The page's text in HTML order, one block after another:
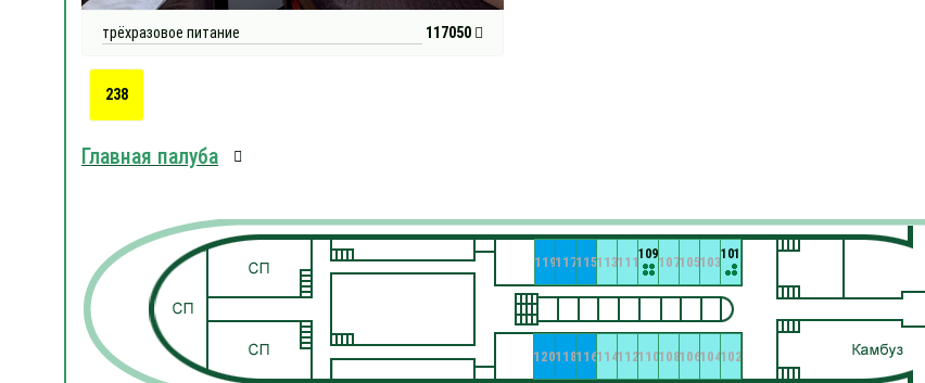
трёхразовое питание 117050
238
Главная палуба
101
102
103
104
105
106
107
108
109
110
111
112
113
114
115
116
117
118
119
120